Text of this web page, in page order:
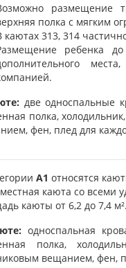
размещение
полка с мягким
каютах 313, 314
ребенка
две односпальные
полка,
фен, плед для
А1 относятся
каюта со всеми
каюты от 6,2 до 7,4 м².
односпальная
полка,
вещанием, фен,